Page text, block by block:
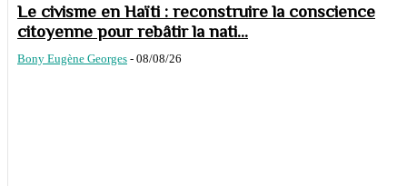
Le civisme en Haïti : reconstruire la conscience
citoyenne pour rebâtir la nati...
Bony Eugène Georges - 08/08/26